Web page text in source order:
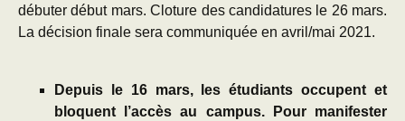
débuter début mars. Cloture des candidatures le 26 mars.
La décision finale sera communiquée en avril/mai 2021.
Depuis le 16 mars, les étudiants occupent et
bloquent l’accès au campus. Pour manifester